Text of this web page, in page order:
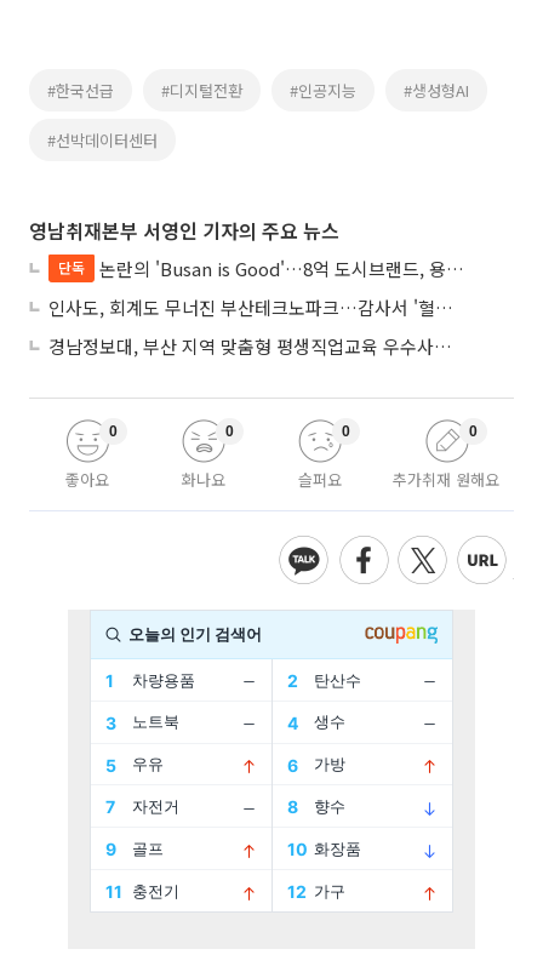
#한국선급 #디지털전환 #인공지능 #생성형AI
#선박데이터센터
영남취재본부 서영인 기자의 주요 뉴스
단독
논란의 'Busan is Good'…8억 도시브랜드, 용산 대통령실 CI 업체가 수행
인사도, 회계도 무너진 부산테크노파크…감사서 '혈세 유용·인사 뒤집기' 적발
경남정보대, 부산 지역 맞춤형 평생직업교육 우수사례로 혁신 주도
좋아요
0
화나요
0
슬퍼요
0
추가취재 원해요
0